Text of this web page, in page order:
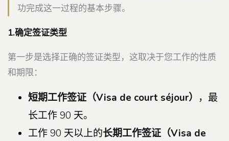
功完成这一过程的基本步骤。
1.确定签证类型
第一步是选择正确的签证类型，这取决于您工作的性质
和期限：
短期工作签证（Visa de court séjour） ，最
长工作 90 天。
工作 90 天以上的长期工作签证（Visa de